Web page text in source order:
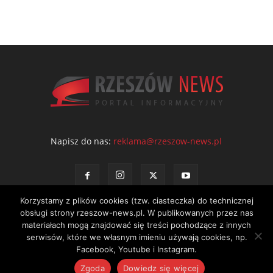
Napisz do nas: reklama@rzeszow-news.pl
Kontakt Polityka prywatności Regulamin portalu
© NEWS Sp. z o.o. - wydawca portalu Rzeszów News. Wszystkie prawa
Korzystamy z plików cookies (tzw. ciasteczka) do technicznej
obsługi strony rzeszow-news.pl. W publikowanych przez nas
materiałach mogą znajdować się treści pochodzące z innych
serwisów, które we własnym imieniu używają cookies, np.
Facebook, Youtube i Instagram.
Zgoda
Dowiedz się więcej